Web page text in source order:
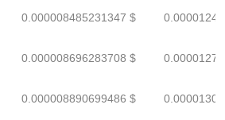
0.000008485231347 $
0.000008696283708 $
0.000008890699486 $